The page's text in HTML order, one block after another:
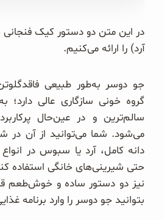
صبحانه و میان وعده
پک سلامتی OAB
کتاب‌های OAB
وبلاگ
در این متن دو دستور کیک
آرد) را ارائه می‌کنیم.
جو دوسر به‌طور طبیعی
گروه خونی سازگاری عالی دارد؛
سالم‌ترین و در عین‌حال
می‌شود. شما می‌توانید از آن در
دانه کامل، آرد یا سبوس در
حتی شیرینی‌های خانگی استفاده
نیز دو دستور ساده و خوش‌طعم
بتوانید جو دوسر را وارد برنامه